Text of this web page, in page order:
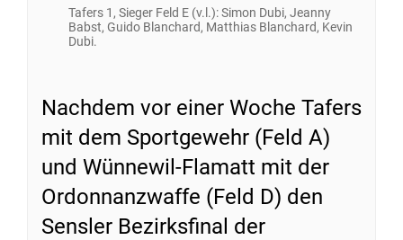
Tafers 1, Sieger Feld E (v.l.): Simon Dubi, Jeanny
Babst, Guido Blanchard, Matthias Blanchard, Kevin
Dubi.
Nachdem vor einer Woche Tafers
mit dem Sportgewehr (Feld A)
und Wünnewil-Flamatt mit der
Ordonnanzwaffe (Feld D) den
Sensler Bezirksfinal der